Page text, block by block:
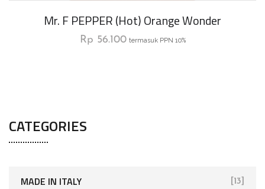
Mr. F PEPPER (Hot) Orange Wonder
Rp 56.100 termasuk PPN 10%
CATEGORIES
MADE IN ITALY [13]